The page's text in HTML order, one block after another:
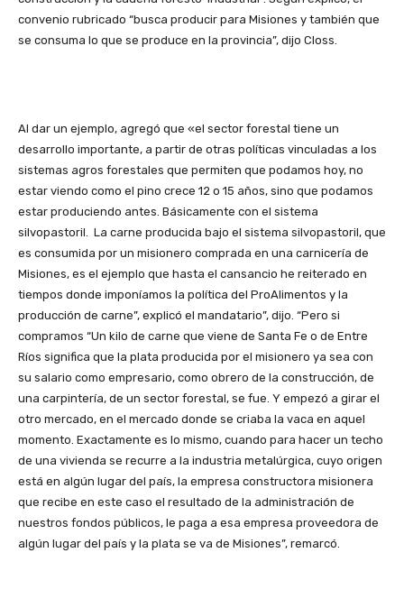
convenio rubricado “busca producir para Misiones y también que
se consuma lo que se produce en la provincia”, dijo Closs.
Al dar un ejemplo, agregó que «el sector forestal tiene un
desarrollo importante, a partir de otras políticas vinculadas a los
sistemas agros forestales que permiten que podamos hoy, no
estar viendo como el pino crece 12 o 15 años, sino que podamos
estar produciendo antes. Básicamente con el sistema
silvopastoril. La carne producida bajo el sistema silvopastoril, que
es consumida por un misionero comprada en una carnicería de
Misiones, es el ejemplo que hasta el cansancio he reiterado en
tiempos donde imponíamos la política del ProAlimentos y la
producción de carne”, explicó el mandatario”, dijo. “Pero si
compramos “Un kilo de carne que viene de Santa Fe o de Entre
Ríos significa que la plata producida por el misionero ya sea con
su salario como empresario, como obrero de la construcción, de
una carpintería, de un sector forestal, se fue. Y empezó a girar el
otro mercado, en el mercado donde se criaba la vaca en aquel
momento. Exactamente es lo mismo, cuando para hacer un techo
de una vivienda se recurre a la industria metalúrgica, cuyo origen
está en algún lugar del país, la empresa constructora misionera
que recibe en este caso el resultado de la administración de
nuestros fondos públicos, le paga a esa empresa proveedora de
algún lugar del país y la plata se va de Misiones”, remarcó.